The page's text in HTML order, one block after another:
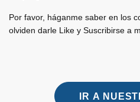
Por favor, háganme saber en los
olviden darle Like y Suscribirse a
IR A